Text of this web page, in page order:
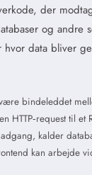
der
og andre
hvor data bliver
bindeleddet
HTTP‑request til et
kalder
kan arbejde